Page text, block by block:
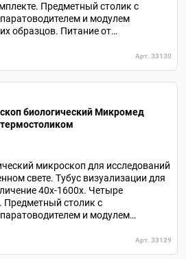
Предметный столик с
и модулем
образцов. Питание от
Арт. 33130
биологический Микромед
термостоликом
микроскоп для исследований
свете. Тубус визуализации для
40х-1600х. Четыре
Предметный столик с
и модулем
адаптера.
Арт. 33129